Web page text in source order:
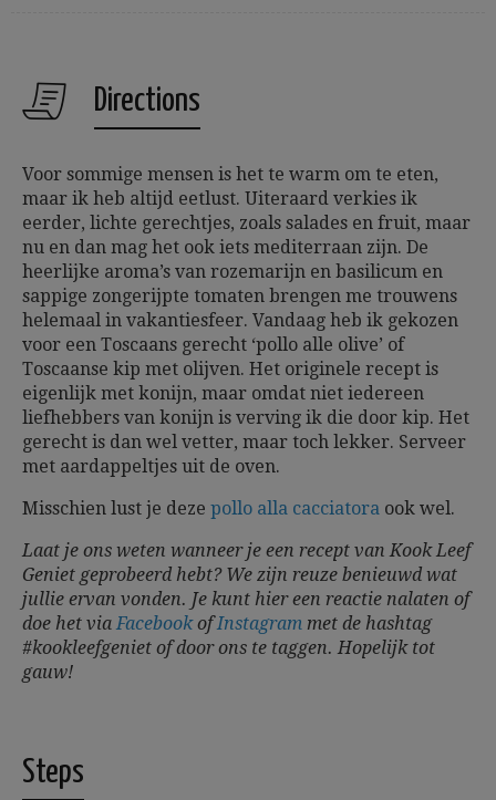
Directions
Voor sommige mensen is het te warm om te eten,
maar ik heb altijd eetlust. Uiteraard verkies ik
eerder, lichte gerechtjes, zoals salades en fruit, maar
nu en dan mag het ook iets mediterraan zijn. De
heerlijke aroma’s van rozemarijn en basilicum en
sappige zongerijpte tomaten brengen me trouwens
helemaal in vakantiesfeer. Vandaag heb ik gekozen
voor een Toscaans gerecht ‘pollo alle olive’ of
Toscaanse kip met olijven. Het originele recept is
eigenlijk met konijn, maar omdat niet iedereen
liefhebbers van konijn is verving ik die door kip. Het
gerecht is dan wel vetter, maar toch lekker. Serveer
met aardappeltjes uit de oven.
Misschien lust je deze pollo alla cacciatora ook wel.
Laat je ons weten wanneer je een recept van Kook Leef
Geniet geprobeerd hebt? We zijn reuze benieuwd wat
jullie ervan vonden. Je kunt hier een reactie nalaten of
doe het viaFacebookofInstagram met de hashtag
#kookleefgeniet of door ons te taggen.Hopelijk tot
gauw!
Steps